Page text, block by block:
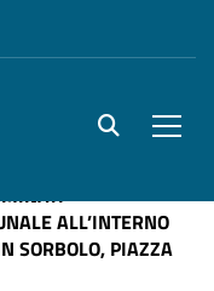
site.searc
ALL’INTERNO
SORBOLO, PIAZZA